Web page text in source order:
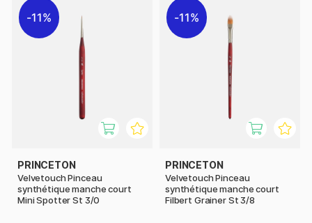
11%
PRINCETON
Velvetouch Pinceau
synthétique manche court
Mini Spotter St 3/0
11%
PRINCETON
Velvetouch Pinceau
synthétique manche court
Filbert Grainer St 3/8